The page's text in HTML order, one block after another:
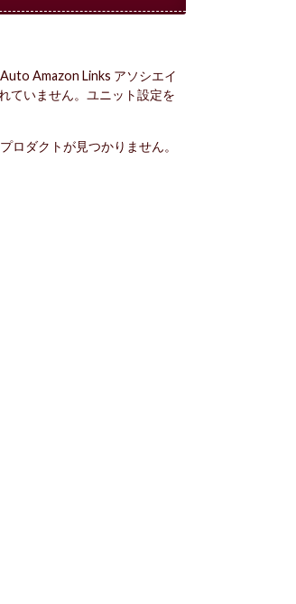
Amazon Links アソシエイ
ていません。ユニット設定を
ロダクトが見つかりません。